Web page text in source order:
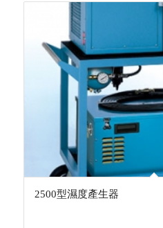
2500型濕度產生器